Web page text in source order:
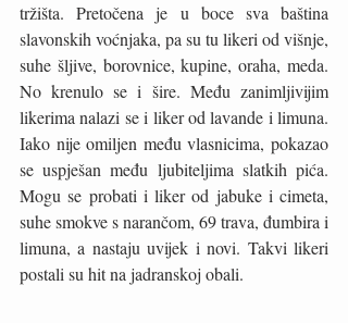
tržišta. Pretočena je u boce sva baština
slavonskih voćnjaka, pa su tu likeri od višnje,
suhe šljive, borovnice, kupine, oraha, meda.
No krenulo se i šire. Među zanimljivijim
likerima nalazi se i liker od lavande i limuna.
Iako nije omiljen među vlasnicima, pokazao
se uspješan među ljubiteljima slatkih pića.
Mogu se probati i liker od jabuke i cimeta,
suhe smokve s narančom, 69 trava, đumbira i
limuna, a nastaju uvijek i novi. Takvi likeri
postali su hit na jadranskoj obali.